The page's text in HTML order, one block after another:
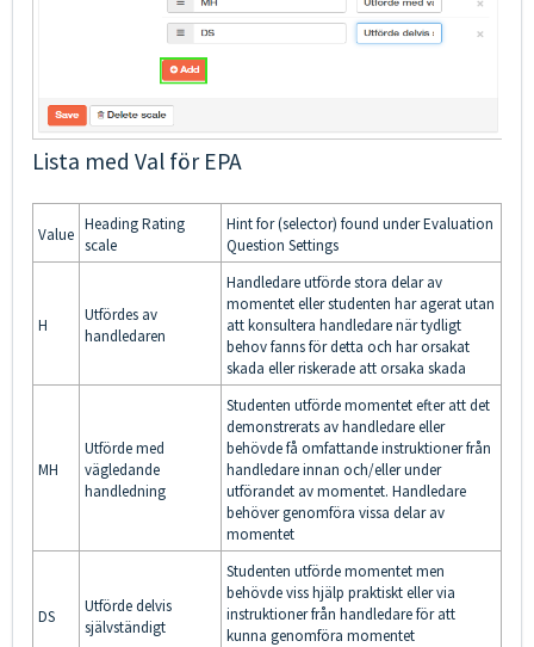
Lista med Val för EPA
Value
Heading Rating
scale
Hint for (selector) found under Evaluation
Question Settings
H
Utfördes av
handledaren
Handledare utförde stora delar av
momentet eller studenten har agerat utan
att konsultera handledare när tydligt
behov fanns för detta och har orsakat
skada eller riskerade att orsaka skada
MH
Utförde med
vägledande
handledning
Studenten utförde momentet efter att det
demonstrerats av handledare eller
behövde få omfattande instruktioner från
handledare innan och/eller under
utförandet av momentet. Handledare
behöver genomföra vissa delar av
momentet
DS
Utförde delvis
självständigt
Studenten utförde momentet men
behövde viss hjälp praktiskt eller via
instruktioner från handledare för att
kunna genomföra momentet